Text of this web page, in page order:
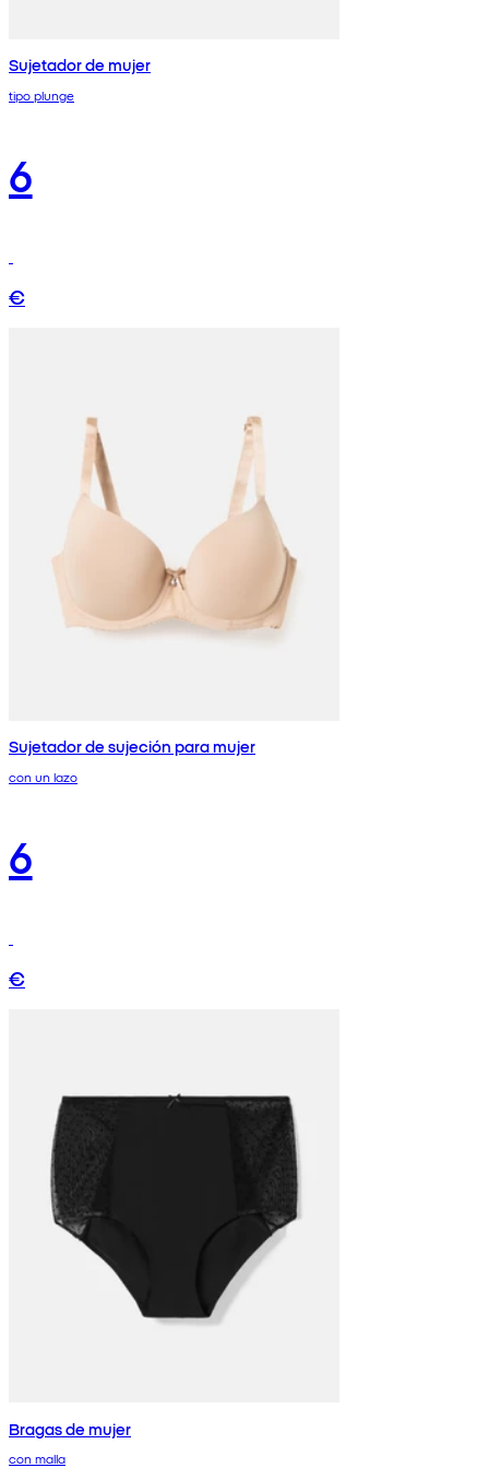
Sujetador de mujer
tipo plunge
6
€
Sujetador de sujeción para mujer
con un lazo
6
€
Bragas de mujer
con malla